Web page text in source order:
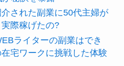
された副業に50代主婦が
際稼げたの?
ライターの副業はでき
宅ワークに挑戦した体験